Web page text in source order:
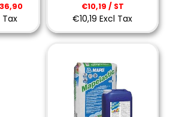
Tax
€10,19 / ST
€10,19 Excl Tax